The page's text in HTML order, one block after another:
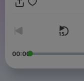
00:00